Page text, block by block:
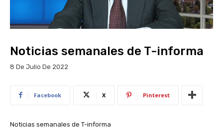
Noticias semanales de T-informa
8 De Julio De 2022
Facebook X Pinterest
Noticias semanales de T-informa